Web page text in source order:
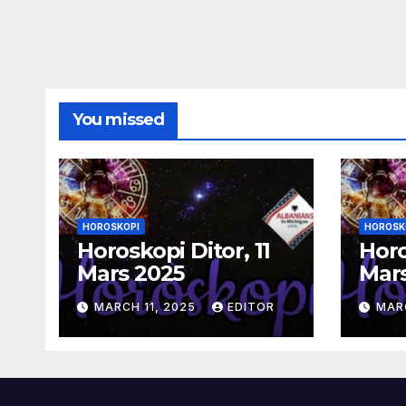
You missed
HOROSKOPI
Horoskopi Ditor, 11
Mars 2025
MARCH 11, 2025 EDITOR